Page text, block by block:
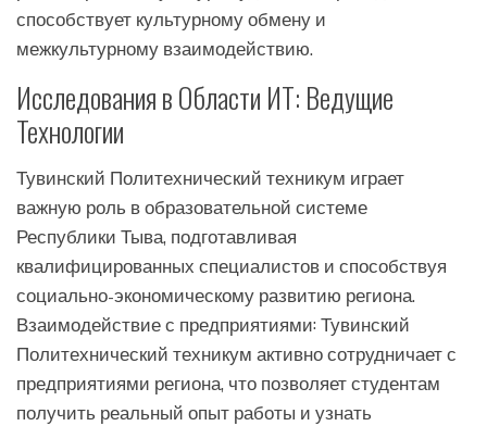
способствует культурному обмену и
межкультурному взаимодействию.
Исследования в Области ИТ: Ведущие
Технологии
Тувинский Политехнический техникум играет
важную роль в образовательной системе
Республики Тыва, подготавливая
квалифицированных специалистов и способствуя
социально-экономическому развитию региона.
Взаимодействие с предприятиями: Тувинский
Политехнический техникум активно сотрудничает с
предприятиями региона, что позволяет студентам
получить реальный опыт работы и узнать